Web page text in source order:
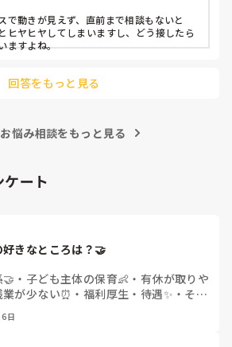
で動きが見えず、直前まで相談もないと
ヒヤヒヤしてしまいますし、どう接したら
ますよね。
ら迷惑かな」と抱え込んでいるケースがと
？」「困ってることない？」と具体的に声
け進捗確認の時間を取る」などルール化し
質問しやすくなりますよ。一人で抱え込ま
回答をもっと見る
悩み相談をもっと見る
ート
・ 子ども主体の保育👶 ・ 有休が取りや
業が少ない⏰ ・ 福利厚生・待遇✨ ・ その
日